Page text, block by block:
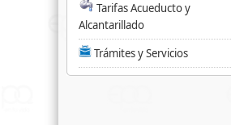
Tarifas Acueducto y
Alcantarillado
Trámites y Servicios